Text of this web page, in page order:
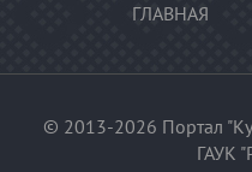
ГЛАВНАЯ
© 2013-2026 Портал
ГАУК